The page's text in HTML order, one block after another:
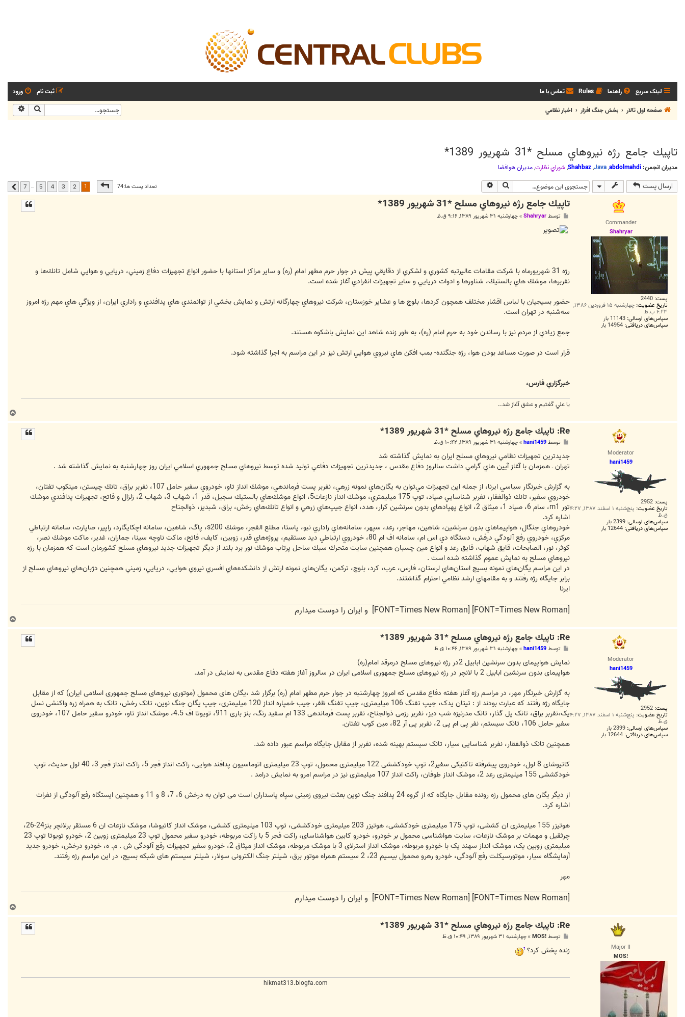
لینک سریع راهنما Rules تماس با ما ورود
ثبت نام
صفحه اول تالار
بخش جنگ افزار اخبار نظامي جستجو
تاپيك جامع رژه نيروهاي مسلح *31 شهريور 1389*
مدیران انجمن: abdolmahdi
,
Java
,
Shahbaz
,شوراي نظارت,مديران هوافضا
ارسال پست جستجو تعداد پست ها:74صفحه از7
1
2
3
4
5
…
7 بعدی
Commander
Shahryar
پست: 2440
تاریخ عضویت: چهارشنبه ۱۵ فروردین ۱۳۸۶,
۶:۲۳ ب.ظ
سپاس‌های ارسالی: 11143 بار
سپاس‌های دریافتی: 14954 بار
تاپيك جامع رژه نيروهاي مسلح *31 شهريور 1389*
ت
توسطShahryar
»چهارشنبه ۳۱ شهریور ۱۳۸۹, ۹:۱۶ ق.ظ
رژه 31 شهريورماه با شركت مقامات عاليرتبه كشوري و لشكري از دقايقي پيش در جوار حرم مطهر امام (ره) و ساير مراكز استانها با حضور انواع تجهيزات دفاع زميني، دريايي و هوايي شامل تانك‌ها و
نفربرها، موشك هاي بالستيك، شناورها و ادوات دريايي و ساير تجهيزات انفرادي آغاز شده است.
حضور بسيجيان با لباس اقشار مختلف همچون كردها، بلوچ ها و عشاير خوزستان، شركت نيروهاي چهارگانه ارتش و نمايش بخشي از توانمندي هاي پدافندي و راداري ايران، از ويژگي هاي مهم رژه امروز
سه‌شنبه در تهران است.
جمع زيادي از مردم نيز با رساندن خود به حرم امام (ره)، به طور زنده شاهد اين نمايش باشكوه هستند.
قرار است در صورت مساعد بودن هوا، رژه جنگنده- بمب افكن هاي نيروي هوايي ارتش نيز در اين مراسم به اجرا گذاشته شود.
خبرگزاري فارس،
يا علي گفتيم و عشق آغاز شد..
ا
Moderator
hani1459
پست: 2952
تاریخ عضویت: پنج‌شنبه ۱ اسفند ۱۳۸۷, ۴:۲۷
ق.ظ
سپاس‌های ارسالی: 2399 بار
سپاس‌های دریافتی: 12644 بار
Re: تاپيك جامع رژه نيروهاي مسلح *31 شهريور 1389*
ت
توسطhani1459
»چهارشنبه ۳۱ شهریور ۱۳۸۹, ۱۰:۴۲ ق.ظ
جديدترين تجهيزات نظامي نيروهاي مسلح ايران به نمايش گذاشته شد
تهران ـ همزمان با آغاز آيين هاي گرامي داشت سالروز دفاع مقدس ، جديدترين تجهيزات دفاعي توليد شده توسط نيروهاي مسلح جمهوري اسلامي ايران روز چهارشنبه به نمايش گذاشته شد .
به گزارش خبرنگار سياسي ايرنا، از جمله اين تجهيزات مي‌توان به يگان‌هاي نمونه زرهي، نفربر پست فرماندهي، موشك انداز تاو، خودروي سفير حامل 107، نفربر براق، تانك چيستن، مينكوب تفتان،
خودروي سفير، تانك ذوالفقار، نفربر شناسايي صياد، توپ 175 ميليمتري، موشك انداز نازعات5، انواع موشك‌هاي بالستيك سجيل، قدر 1، شهاب 3، شهاب 2، زلزال و فاتح، تجهيزات پدافندي موشك
تور m1، سام 6، صياد 1، ميثاق 2، انواع پهپادهاي بدون سرنشين كرار، هدد، انواع جيپ‌هاي زرهي و انواع تانك‌هاي رخش، براق، شبديز، ذوالجناح
اشاره كرد.
خودروهاي جنگال، هواپيماهاي بدون سرنشين، شاهين، مهاجر، رعد، سپهر، سامانه‌هاي راداري نبو، پاستا، مطلع الفجر، موشك s200، پاگ، شاهين، سامانه اچكايگارد، راپير، صاپارت، سامانه ارتباطي
مركزي، خودروي رفع آلودگي درفش، دستگاه دي اس ام، سامانه اف ام 80، خودروي ارتباطي ديد مستقيم، پروژه‌هاي قدر، زوبين، كايف، فاتح، ماكت ناوچه سينا، جماران، غدير، ماكت موشك نصر،
كوثر، نور، الصابحات، قايق شهاب، قايق رعد و انواع مين چسبان همچنين سايت متحرك سبك ساحل پرتاب موشك نور برد بلند از ديگر تجهيزات جديد نيروهاي مسلح كشورمان است كه همزمان با رژه
نيروهاي مسلح به نمايش عموم گذاشته شده است .
در اين مراسم يگان‌هاي نمونه بسيج استان‌هاي لرستان، فارس، عرب، كرد، بلوچ، تركمن، يگان‌هاي نمونه ارتش از دانشكده‌هاي افسري نيروي هوايي، دريايي، زميني همچنين دژبان‌هاي نيروهاي مسلح از
برابر جايگاه رژه رفتند و به مقامهاي ارشد نظامي احترام گذاشتند.
ایرنا
[FONT=Times New Roman] [FONT=Times New Roman] و ایران را دوست میدارم
ا
Moderator
hani1459
پست: 2952
تاریخ عضویت: پنج‌شنبه ۱ اسفند ۱۳۸۷, ۴:۲۷
ق.ظ
سپاس‌های ارسالی: 2399 بار
سپاس‌های دریافتی: 12644 بار
Re: تاپيك جامع رژه نيروهاي مسلح *31 شهريور 1389*
ت
توسطhani1459
»چهارشنبه ۳۱ شهریور ۱۳۸۹, ۱۰:۴۶ ق.ظ
نمایش هواپیمای بدون سرنشین ابابیل 2در رژه نیروهای مسلح درمرقد امام(ره)
هواپیمای بدون سرنشین ابابیل 2 با لانچر در رژه نیروهای مسلح جمهوری اسلامی ایران در سالروز آغاز هفته دفاع مقدس به نمایش در آمد.
به گزارش خبرنگار مهر، در مراسم رژه آغاز هفته دفاع مقدس که امروز چهارشنبه در جوار حرم مطهر امام (ره) برگزار شد ،یگان های محمول (موتوری نیروهای مسلح جمهوری اسلامی ایران) که از مقابل
جایگاه رژه رفتند که عبارت بودند از : تیتان یدک، جیپ تفنگ 106 میلیمتری، جیپ تفنگ ظفر، جیب خمپاره انداز 120 میلیمتری، جیپ یگان جنگ نوین، تانک رخش، تانک به همراه زره واکنشی نسل
یک،نفربر براق، تانک پل گذار، تانک مدرنیزه شب دیز، نفربر رزمی ذوالجناح، نفربر پست فرماندهی 133 ام سفید رنگ، بنز باری 911، تویوتا اف 4.5، موشک انداز تاو، خودرو سفیر حامل 107، خودروی
سفیر حامل 106، تانک سیستم، نفر پی ام پی 2، نفربر پی آر 82، مین کوب تفتان.
همچنین تانک ذوالفقار، نفربر شناسایی سیار، تانک سیستم بهینه شده، نفربر از مقابل جایگاه مراسم عبور داده شد.
کاتیوشای 8 لول، خودروی پیشرفته تاکتیکی سفیر2، توپ خودکششی 122 میلیمتری محمول، توپ 23 میلیمتری اتوماسیون پدافند هوایی، راکت انداز فجر 5، راکت انداز فجر 3، 40 لول حدیث، توپ
خودکششی 155 میلیمتری رعد 2، موشک انداز طوفان، راکت انداز 107 میلیمتری نیز در مراسم امرو به نمایش درامد .
از دیگر یگان های محمول رژه رونده مقابل جایگاه که از گروه 24 پدافند جنگ نوین بعثت نیروی زمینی سپاه پاسداران است می توان به درخش 6، 7، 8 و 11 و همچنین ایستگاه رفع آلودگی از نفرات
اشاره کرد.
هوتیزر 155 میلیمتری ان کششی، توپ 175 میلیمتری خودکششی، هوتیزر 203 میلیمتری خودکششی، توپ 103 میلیمتری کششی، موشک انداز کاتیوشا، موشک نازعات ان 6 مستقر برلانچر بنز24-26،
چرثقیل و مهمات بر موشک نازعات، سایت هواشناسی محمول بر خودرو، خودرو کابین هواشناسای، راکت فجر 5 با راکت مربوطه، خودرو سفیر محمول توپ 23 میلیمتری زوبین 2، خودرو تویوتا توپ 23
میلیمتری زوبین یک، موشک انداز سهند یک با خودرو مربوطه، موشک انداز استرلای 3 با موشک مربوطه، موشک انداز میثاق 2، خودرو سفیر تجهیزات رفع آلودگی ش . م. ه، خودرو درخش، خودرو جدید
آزمایشگاه سیار، موتورسیکلت رفع آلودگی، خودرو رهرو محمول بیسیم 23، 2 سیستم همراه موتور برق، شیلتر جنگ الکترونی سولار، شیلتر سیستم های شبکه بسیج، در این مراسم رژه رفتند.
مهر
[FONT=Times New Roman] [FONT=Times New Roman] و ایران را دوست میدارم
ا
Major II
!MOS
Re: تاپيك جامع رژه نيروهاي مسلح *31 شهريور 1389*
ت
توسط!MOS
»چهارشنبه ۳۱ شهریور ۱۳۸۹, ۱۰:۴۹ ق.ظ
زنده پخش کرد؟
hikmat313.blogfa.com